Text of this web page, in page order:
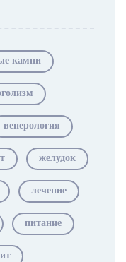
камни
венерология
желудок
лечение
питание